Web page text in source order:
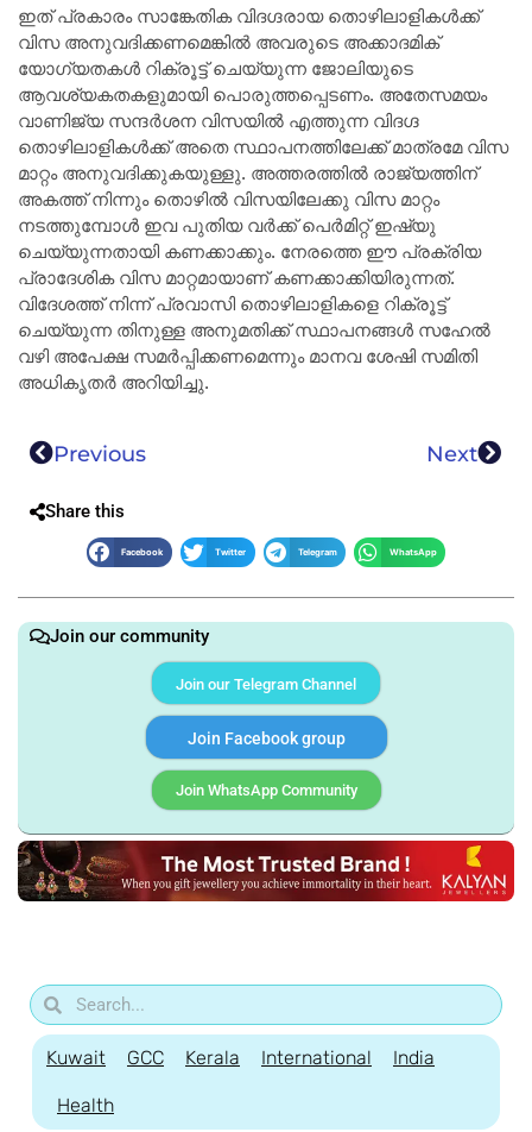
ഇത് പ്രകാരം സാങ്കേതിക വിദഗ്ദരായ തൊഴിലാളികൾക്ക്
വിസ അനുവദിക്കണമെങ്കിൽ അവരുടെ അക്കാദമിക്
യോഗ്യതകൾ റിക്രൂട്ട് ചെയ്യുന്ന ജോലിയുടെ
ആവശ്യകതകളുമായി പൊരുത്തപ്പെടണം. അതേസമയം
വാണിജ്യ സന്ദർശന വിസയിൽ എത്തുന്ന വിദഗ്ദ
തൊഴിലാളികൾക്ക് അതെ സ്ഥാപനത്തിലേക്ക് മാത്രമേ വിസ
മാറ്റം അനുവദിക്കുകയുള്ളു. അത്തരത്തിൽ രാജ്യത്തിന്
അകത്ത് നിന്നും തൊഴിൽ വിസയിലേക്കു വിസ മാറ്റം
നടത്തുമ്പോൾ ഇവ പുതിയ വർക്ക് പെർമിറ്റ്‌ ഇഷ്യു
ചെയ്യുന്നതായി കണക്കാക്കും. നേരത്തെ ഈ പ്രക്രിയ
പ്രാദേശിക വിസ മാറ്റമായാണ് കണക്കാക്കിയിരുന്നത്.
വിദേശത്ത് നിന്ന് പ്രവാസി തൊഴിലാളികളെ റിക്രൂട്ട്
ചെയ്യുന്ന തിനുള്ള അനുമതിക്ക് സ്ഥാപനങ്ങൾ സഹേൽ
വഴി അപേക്ഷ സമർപ്പിക്കണമെന്നും മാനവ ശേഷി സമിതി
അധികൃതർ അറിയിച്ചു.
Previous Next
Share this
Facebook Twitter Telegram WhatsApp
Join our community
Join our Telegram Channel
Join Facebook group
Join WhatsApp Community
Kuwait GCC Kerala International India
Health